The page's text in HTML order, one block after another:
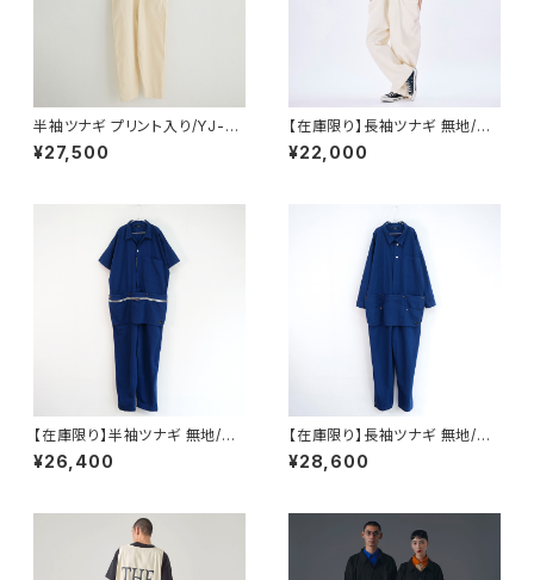
半袖ツナギ プリント入り/YJ-0
3_NO ONE エプロン付き
¥27,500
【在庫限り】長袖ツナギ 無地/YJ
-01
¥22,000
【在庫限り】半袖ツナギ 無地/YJ
-03 エプロン付き 製品染め ブ
ルー
¥26,400
【在庫限り】長袖ツナギ 無地/YJ
-02 エプロン付き 製品染め ブ
ルー
¥28,600